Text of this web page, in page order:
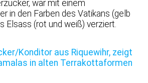
war mit einem
in den Farben des Vatikans (gelb
Elsass (rot und weiß) verziert.